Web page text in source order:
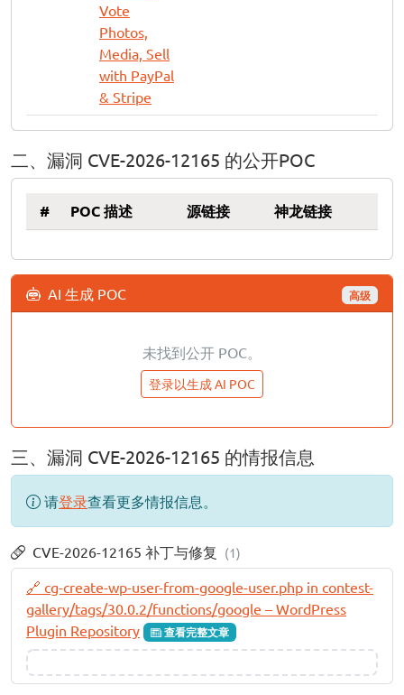
Vote
Photos,
Media, Sell
with PayPal
& Stripe
二、漏洞 CVE-2026-12165 的公开POC
# POC 描述 源链接 神龙链接
AI 生成 POC 高级
未找到公开 POC。
登录以生成 AI POC
三、漏洞 CVE-2026-12165 的情报信息
请登录查看更多情报信息。
CVE-2026-12165 补丁与修复 (1)
🔗 cg-create-wp-user-from-google-user.php in contest-
gallery/tags/30.0.2/functions/google – WordPress
Plugin Repository
查看完整文章